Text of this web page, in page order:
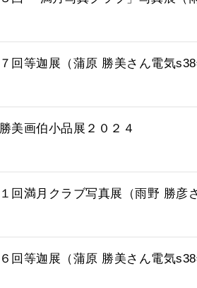
回等迦展（蒲原 勝美さん電気s38
美画伯小品展２０２４
回満月クラブ写真展（雨野 勝彦
回等迦展（蒲原 勝美さん電気s38